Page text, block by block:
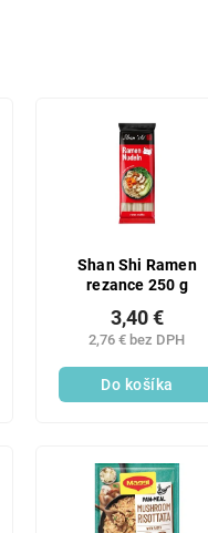
Shan Shi Ramen
rezance 250 g
2,76 € bez DPH
3,40 €
Do košíka